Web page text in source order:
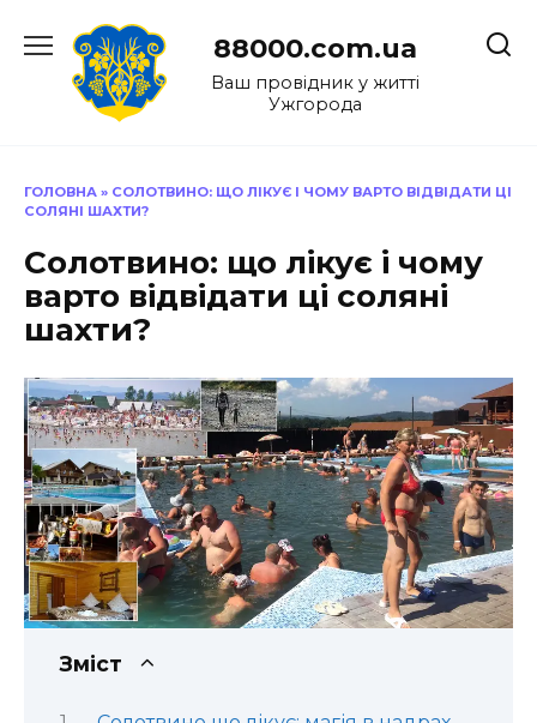
до
88000.com.ua
Ваш провідник у житті
Ужгорода
ГОЛОВНА » СОЛОТВИНО: ЩО ЛІКУЄ І ЧОМУ ВАРТО ВІДВІДАТИ ЦІ
СОЛЯНІ ШАХТИ?
Солотвино: що лікує і чому
варто відвідати ці соляні
шахти?
Зміст